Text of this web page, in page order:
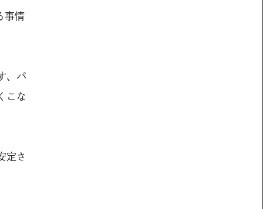
事情
、パ
こな
定さ